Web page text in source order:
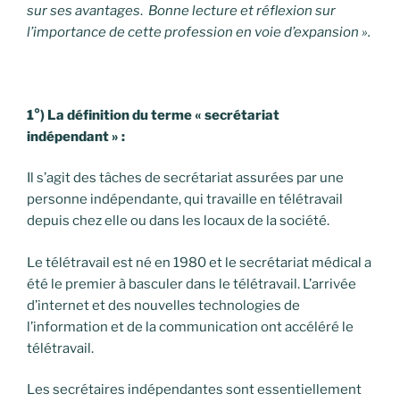
sur ses avantages. Bonne lecture et réflexion sur
l’importance de cette profession en voie d’expansion ».
1°) La définition du terme « secrétariat
indépendant » :
Il s’agit des tâches de secrétariat assurées par une
personne indépendante, qui travaille en télétravail
depuis chez elle ou dans les locaux de la société.
Le télétravail est né en 1980 et le secrétariat médical a
été le premier à basculer dans le télétravail. L’arrivée
d’internet et des nouvelles technologies de
l’information et de la communication ont accéléré le
télétravail.
Les secrétaires indépendantes sont essentiellement